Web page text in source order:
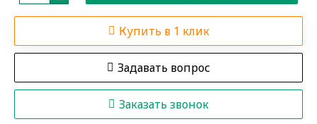
Купить в 1 клик
Задавать вопрос
Заказать звонок